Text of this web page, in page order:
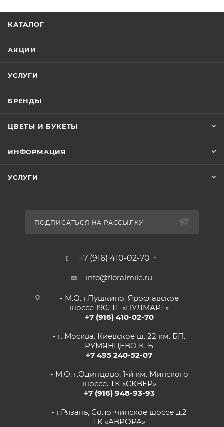
КАТАЛОГ
АКЦИИ
УСЛУГИ
БРЕНДЫ
ЦВЕТЫ И БУКЕТЫ
ИНФОРМАЦИЯ
УСЛУГИ
ПОДПИСАТЬСЯ НА РАССЫЛКУ
+7 (916) 410-02-70
info@floralmile.ru
- М.О. г.Пушкино. Ярославское
шоссе 190. ТГ «ПУЛМАРТ»
+7 (916) 410-02-70
- г. Москва. Киевское ш. 22 км. БП.
РУМЯНЦЕВО К. Б
+7 495 240-52-07
- М.О. г.Одинцово, 1-й км. Минского
шоссе. ТК «СКВЕР»
+7 (916) 948-93-93
- г.Рязань, Солотчинское шоссе д.2
ТК «АВРОРА»